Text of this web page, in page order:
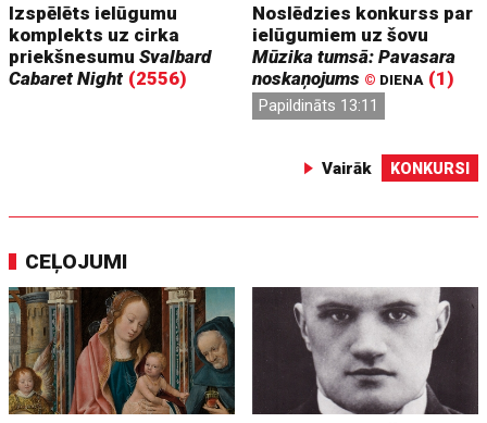
Izspēlēts ielūgumu
komplekts uz cirka
priekšnesumuSvalbard
Cabaret Night (2556)
Noslēdzies konkurss par
ielūgumiem uz šovu
Mūzika tumsā: Pavasara
noskaņojums © DIENA (1)
Papildināts 13:11
Vairāk KONKURSI
CEĻOJUMI